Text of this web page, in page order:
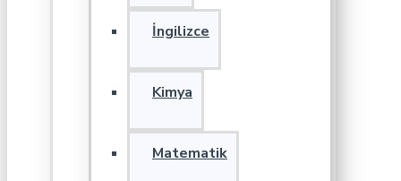
İngilizce
Kimya
Matematik